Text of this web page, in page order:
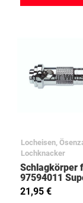
Zur
Locheisen,
Lochknacker
Schlagkörper
97594011
97594101
21,95 €